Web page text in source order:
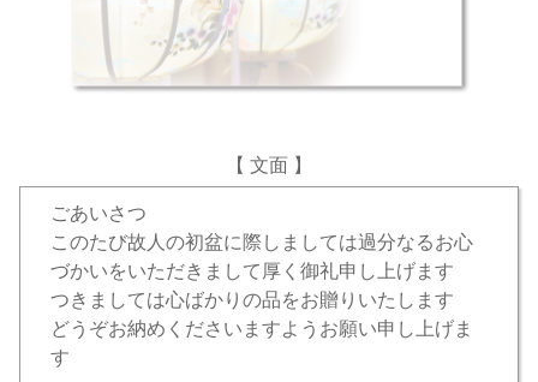
【 文面 】
ごあいさつ
このたび故人の初盆に際しましては過分なるお心
づかいをいただきまして厚く御礼申し上げます
つきましては心ばかりの品をお贈りいたします
どうぞお納めくださいますようお願い申し上げま
す